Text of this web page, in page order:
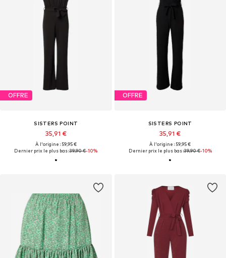
OFFRE
SISTERS POINT
35,91 €
À l'origine : 59,95 €
Dernier prix le plus bas :39,90 €-10%
OFFRE
SISTERS POINT
35,91 €
À l'origine : 59,95 €
Dernier prix le plus bas :39,90 €-10%